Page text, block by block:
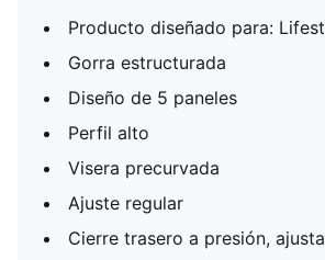
Producto diseñado para:
Gorra estructurada
Diseño de 5 paneles
Perfil alto
Visera precurvada
Ajuste regular
Cierre trasero a presión,